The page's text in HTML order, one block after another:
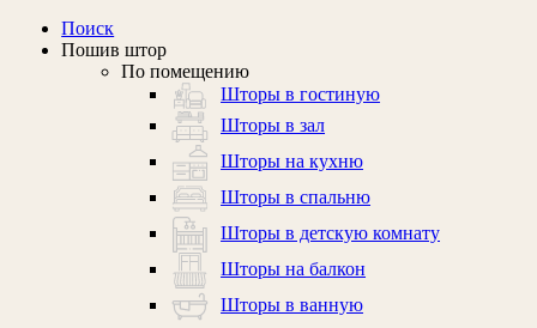
Поиск
Пошив штор
По помещению
Шторы в гостиную
Шторы в зал
Шторы на кухню
Шторы в спальню
Шторы в детскую комнату
Шторы на балкон
Шторы в ванную